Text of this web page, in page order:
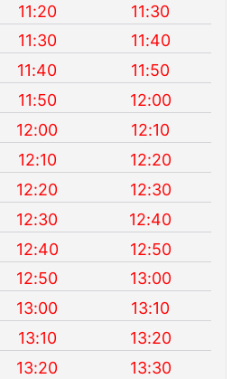
11:20
11:30
11:30
11:40
11:40
11:50
11:50
12:00
12:00
12:10
12:10
12:20
12:20
12:30
12:30
12:40
12:40
12:50
12:50
13:00
13:00
13:10
13:10
13:20
13:20
13:30